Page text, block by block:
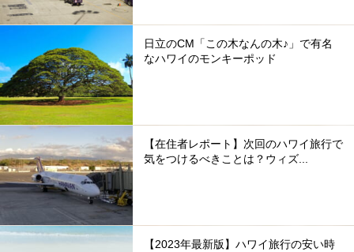
日立のCM「この木なんの木♪」で有名
なハワイのモンキーポッド
【在住者レポート】次回のハワイ旅行で
気をつけるべきことは？ウィズ...
【2023年最新版】ハワイ旅行の安い時